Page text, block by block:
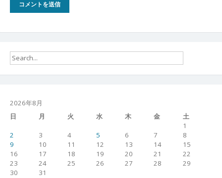
2026年8月
日
月 火 水 木 金
土
1
2
3 4 5 6 7
8
9
10 11 12 13 14
15
16
17 18 19 20 21
22
23
24 25 26 27 28
29
30
31